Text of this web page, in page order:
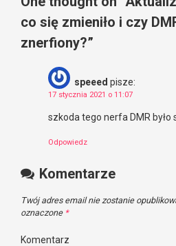
co się zmieniło i czy
znerfiony?”
speeed pisze:
17 stycznia 2021 o 11:07
szkoda tego nerfa DMR było
Odpowiedz
Komentarze
Twój adres email nie zostanie
oznaczone *
Komentarz